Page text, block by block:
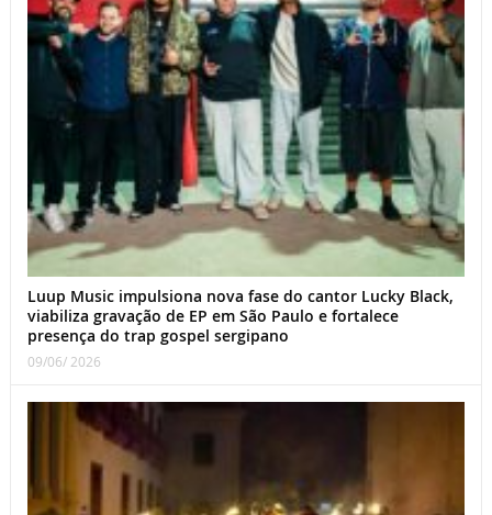
Luup Music impulsiona nova fase do cantor Lucky Black,
viabiliza gravação de EP em São Paulo e fortalece
presença do trap gospel sergipano
09/06/ 2026